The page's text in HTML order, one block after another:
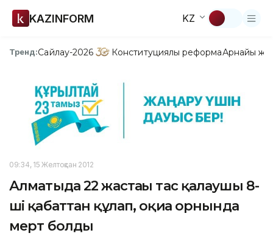
KAZINFORM KZ
Тренд:Сайлау-2026 Конституциялық реформаАрнайы
09:34, 15 Желтоқсан 2012
Алматыда 22 жастағы тас қалаушы 8-
ші қабаттан құлап, оқиға орнында
мерт болды